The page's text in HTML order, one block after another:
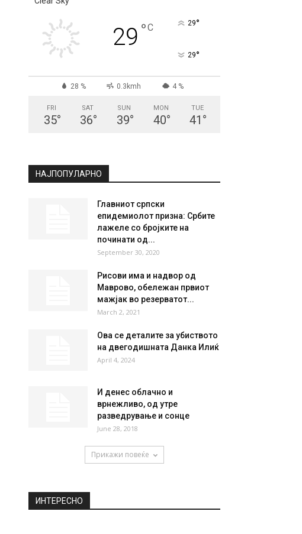
29 °C 29°
29°
28 % 0.3kmh 4 %
FRI
35°
SAT
36°
SUN
39°
MON
40°
TUE
41 °
НАЈПОПУЛАРНО
Главниот српски
епидемиолот призна: Србите
лажеле со бројките на
починати од...
September 30, 2020
Рисови има и надвор од
Маврово, обележан првиот
мажјак во резерватот...
March 2, 2021
Ова се деталите за убиството
на двегодишната Данка Илиќ
April 4, 2024
И денес облачно и
врнежливо, од утре
разведрување и сонце
June 28, 2018
Прикажи повеќе
ИНТЕРЕСНО